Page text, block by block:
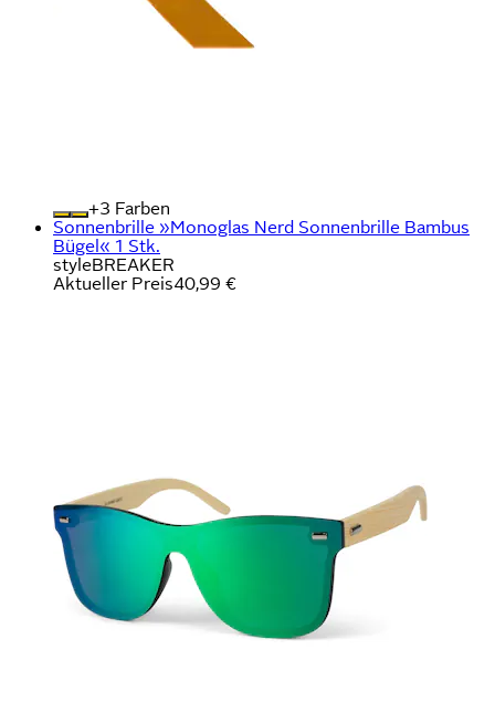
+
Farben
Sonnenbrille »Monoglas Nerd Sonnenbrille Bambus
Bügel« 1 Stk.
styleBREAKER
Aktueller Preis40,99 €